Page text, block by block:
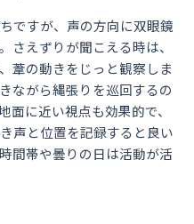
ですが、声の方向に双眼鏡
さえずりが聞こえる時は、
葦の動きをじっと観察しま
ながら縄張りを巡回するの
面に近い視点も効果的で、
声と位置を記録すると良い
間帯や曇りの日は活動が活